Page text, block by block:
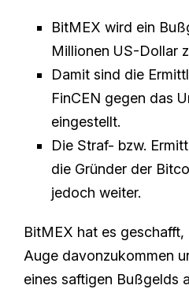
BitMEX wird ein
Millionen US-Dollar
Damit sind die
FinCEN gegen das
eingestellt.
Die Straf- bzw.
die Gründer der
jedoch weiter.
BitMEX hat es geschafft,
Auge davonzukommen
eines saftigen Bußgelds